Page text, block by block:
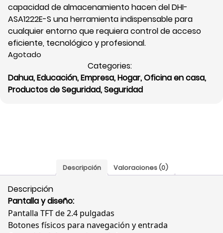
capacidad de almacenamiento hacen del DHI-
ASA1222E-S una herramienta indispensable para
cualquier entorno que requiera control de acceso
eficiente, tecnológico y profesional.
Agotado
Categories:
Dahua,Educación,Empresa,Hogar,Oficina en casa,
Productos de Seguridad,Seguridad
Descripción Valoraciones (0)
Descripción
Pantalla y diseño:
Pantalla TFT de 2.4 pulgadas
Botones físicos para navegación y entrada